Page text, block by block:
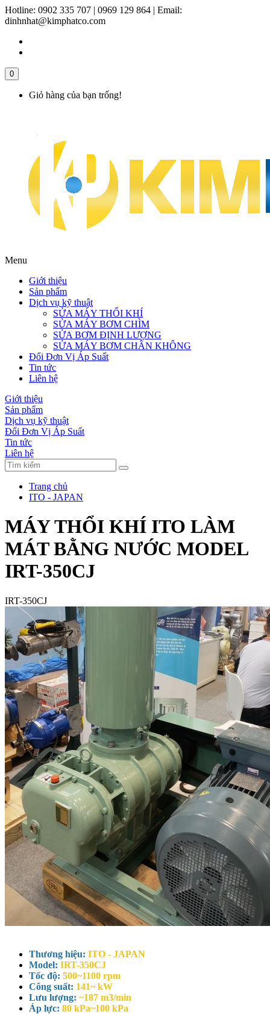
Hotline: 0902 335 707 | 0969 129 864 | Email:
dinhnhat@kimphatco.com
0
Giỏ hàng của bạn trống!
Menu
Giới thiệu
Sản phẩm
Dịch vụ kỹ thuật
SỬA MÁY THỔI KHÍ
SỬA MÁY BƠM CHÌM
SỬA BƠM ĐỊNH LƯỢNG
SỬA MÁY BƠM CHÂN KHÔNG
Đổi Đơn Vị Áp Suất
Tin tức
Liên hệ
Giới thiệu
Sản phẩm
Dịch vụ kỹ thuật
Đổi Đơn Vị Áp Suất
Tin tức
Liên hệ
Trang chủ
ITO - JAPAN
MÁY THỔI KHÍ ITO LÀM
MÁT BẰNG NƯỚC MODEL
IRT-350CJ
IRT-350CJ
Thương hiệu: ITO - JAPAN
Model: IRT-350CJ
Tốc độ: 500~1100 rpm
Công suất: 141~ kW
Lưu lượng: ~187 m3/min
Áp lực: 80 kPa~100 kPa